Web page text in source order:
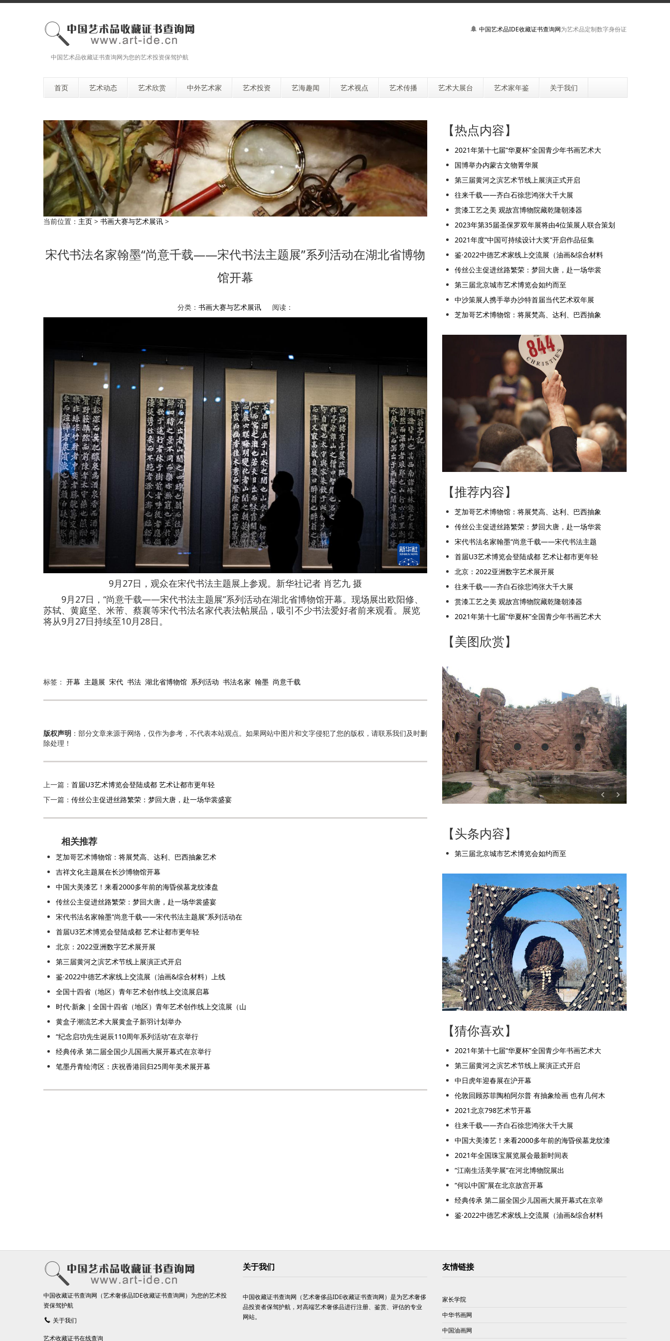
中国艺术品收藏证书查询网为您的艺术投资保驾护航
中国艺术品IDE收藏证书查询网为艺术品定制数字身份证
首页 艺术动态 艺术欣赏 中外艺术家 艺术投资 艺海趣闻 艺术视点 艺术传播 艺术大展台 艺术家年鉴 关于我们
当前位置： 主页 > 书画大赛与艺术展讯 >
宋代书法名家翰墨“尚意千载——宋代书法主题展”系列活动在湖北省博物
馆开幕
分类： 书画大赛与艺术展讯 阅读：
9月27日，观众在宋代书法主题展上参观。新华社记者 肖艺九 摄
9月27日，“尚意千载——宋代书法主题展”系列活动在湖北省博物馆开幕。现场展出欧阳修、
苏轼、黄庭坚、米芾、蔡襄等宋代书法名家代表法帖展品，吸引不少书法爱好者前来观看。展览
将从9月27日持续至10月28日。
标签： 开幕 主题展 宋代 书法 湖北省博物馆 系列活动 书法名家 翰墨 尚意千载
版权声明 ：部分文章来源于网络，仅作为参考，不代表本站观点。如果网站中图片和文字侵犯了您的版权，请联系我们及时删
除处理！
上一篇： 首届U3艺术博览会登陆成都 艺术让都市更年轻
下一篇： 传丝公主促进丝路繁荣：梦回大唐，赴一场华裳盛宴
相关推荐
芝加哥艺术博物馆：将展梵高、达利、巴西抽象艺术
吉祥文化主题展在长沙博物馆开幕
中国大美漆艺！来看2000多年前的海昏侯墓龙纹漆盘
传丝公主促进丝路繁荣：梦回大唐，赴一场华裳盛宴
宋代书法名家翰墨“尚意千载——宋代书法主题展”系列活动在
首届U3艺术博览会登陆成都 艺术让都市更年轻
北京：2022亚洲数字艺术展开展
第三届黄河之滨艺术节线上展演正式开启
鉴·2022中德艺术家线上交流展（油画&综合材料）上线
全国十四省（地区）青年艺术创作线上交流展启幕
时代·新象｜全国十四省（地区）青年艺术创作线上交流展（山
黄盒子潮流艺术大展黄盒子新羽计划举办
“纪念启功先生诞辰110周年系列活动”在京举行
经典传承 第二届全国少儿国画大展开幕式在京举行
笔墨丹青绘湾区：庆祝香港回归25周年美术展开幕
【热点内容】
2021年第十七届“华夏杯”全国青少年书画艺术大
国博举办内蒙古文物菁华展
第三届黄河之滨艺术节线上展演正式开启
往来千载——齐白石徐悲鸿张大千大展
赏漆工艺之美 观故宫博物院藏乾隆朝漆器
2023年第35届圣保罗双年展将由4位策展人联合策划
2021年度“中国可持续设计大奖”开启作品征集
鉴·2022中德艺术家线上交流展（油画&综合材料
传丝公主促进丝路繁荣：梦回大唐，赴一场华裳
第三届北京城市艺术博览会如约而至
中沙策展人携手举办沙特首届当代艺术双年展
芝加哥艺术博物馆：将展梵高、达利、巴西抽象
【推荐内容】
芝加哥艺术博物馆：将展梵高、达利、巴西抽象
传丝公主促进丝路繁荣：梦回大唐，赴一场华裳
宋代书法名家翰墨“尚意千载——宋代书法主题
首届U3艺术博览会登陆成都 艺术让都市更年轻
北京：2022亚洲数字艺术展开展
往来千载——齐白石徐悲鸿张大千大展
赏漆工艺之美 观故宫博物院藏乾隆朝漆器
2021年第十七届“华夏杯”全国青少年书画艺术大
【美图欣赏】
【头条内容】
第三届北京城市艺术博览会如约而至
【猜你喜欢】
2021年第十七届“华夏杯”全国青少年书画艺术大
第三届黄河之滨艺术节线上展演正式开启
中日虎年迎春展在沪开幕
伦敦回顾苏菲陶柏阿尔普 有抽象绘画 也有几何木
2021北京798艺术节开幕
往来千载——齐白石徐悲鸿张大千大展
中国大美漆艺！来看2000多年前的海昏侯墓龙纹漆
2021年全国珠宝展览展会最新时间表
“江南生活美学展”在河北博物院展出
“何以中国”展在北京故宫开幕
经典传承 第二届全国少儿国画大展开幕式在京举
鉴·2022中德艺术家线上交流展（油画&综合材料
中国收藏证书查询网（艺术奢侈品IDE收藏证书查询网）为您的艺术投
资保驾护航
关于我们
艺术收藏证书在线查询
关于我们
中国收藏证书查询网（艺术奢侈品IDE收藏证书查询网）是为艺术奢侈
品投资者保驾护航，对高端艺术奢侈品进行注册、鉴赏、评估的专业
网站。
友情链接
家长学院
中华书画网
中国油画网